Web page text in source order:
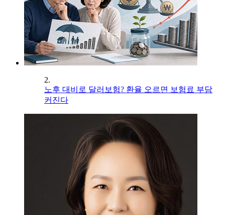
2.
노후 대비로 달러보험? 환율 오르면 보험료 부담
커진다